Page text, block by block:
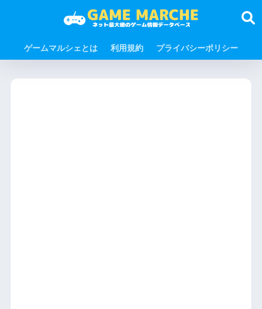
ゲームマルシェとは 利用規約 プライバシーポリシー